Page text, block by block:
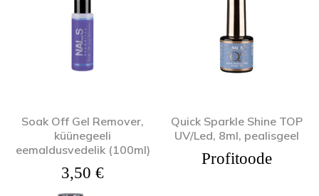
Soak Off Gel Remover,
küünegeeli
eemaldusvedelik (100ml)
3,50 €
Quick Sparkle Shine TOP
UV/Led, 8ml, pealisgeel
Profitoode